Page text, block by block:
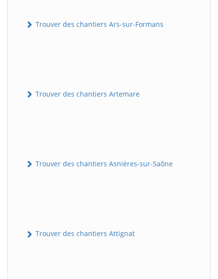
Trouver des chantiers Ars-sur-Formans
Trouver des chantiers Artemare
Trouver des chantiers Asnières-sur-Saône
Trouver des chantiers Attignat